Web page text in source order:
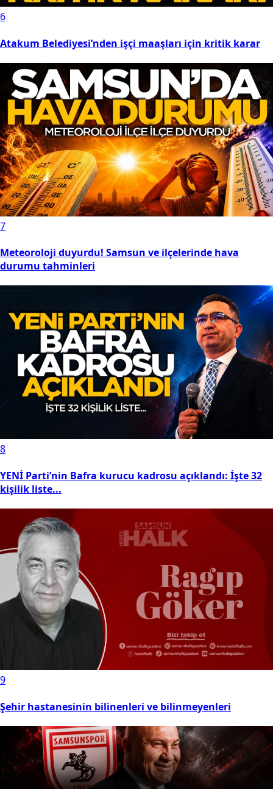
6
Atakum Belediyesi’nden işçi maaşları için kritik karar
7
Meteoroloji duyurdu! Samsun ve ilçelerinde hava
durumu tahminleri
8
YENİ Parti’nin Bafra kurucu kadrosu açıklandı: İşte 32
kişilik liste...
9
Şehir hastanesinin bilinenleri ve bilinmeyenleri